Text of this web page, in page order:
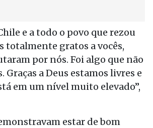
e a todo o povo que rezou
totalmente gratos a vocês,
por nós. Foi algo que não
Graças a Deus estamos livres e
em um nível muito elevado”,
estar de bom